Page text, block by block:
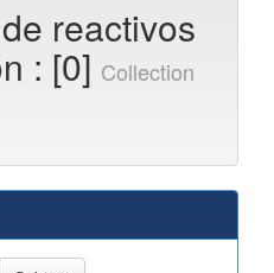
reactivos
: [0] Collection